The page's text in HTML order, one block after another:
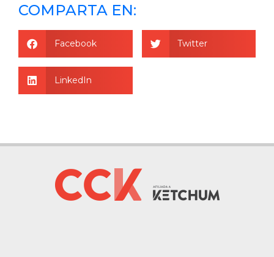
COMPARTA EN:
Facebook Twitter
LinkedIn